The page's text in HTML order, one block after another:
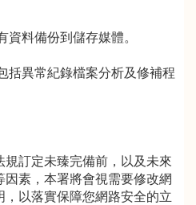
資料備份到儲存媒體。
括異常紀錄檔案分析及修補程
訂定未臻完備前，以及未來
素，本署將會視需要修改網
以落實保障您網路安全的立